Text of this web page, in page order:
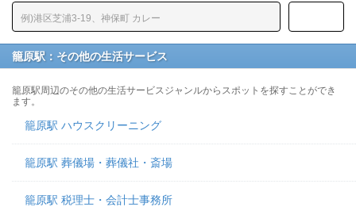
籠原駅：その他の生活サービス
籠原駅周辺のその他の生活サービスジャンルからスポットを探すことができ
ます。
籠原駅 ハウスクリーニング
籠原駅 葬儀場・葬儀社・斎場
籠原駅 税理士・会計士事務所